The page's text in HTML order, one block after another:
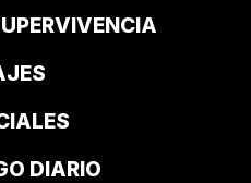
DIARIO